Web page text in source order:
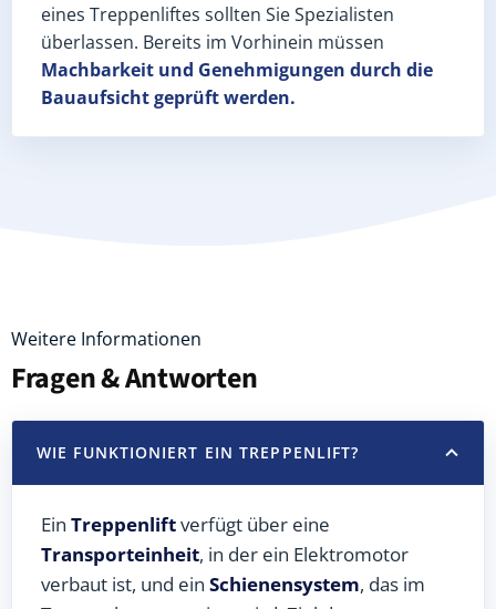
eines Treppenliftes sollten Sie Spezialisten
überlassen. Bereits im Vorhinein müssen
Machbarkeit und Genehmigungen durch die
Bauaufsicht geprüft werden.
Weitere Informationen
Fragen & Antworten
WIE FUNKTIONIERT EIN TREPPENLIFT?
Ein Treppenliftverfügt über eine
Transporteinheit, in der ein Elektromotor
verbaut ist, und ein Schienensystem, das im